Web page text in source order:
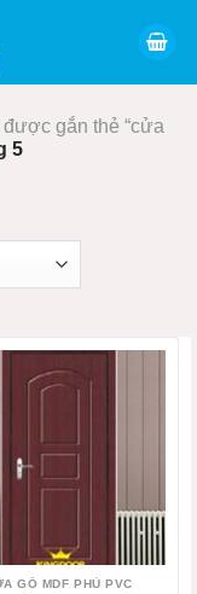
gắn thẻ “cửa
5
GỖ MDF PHỦ PVC